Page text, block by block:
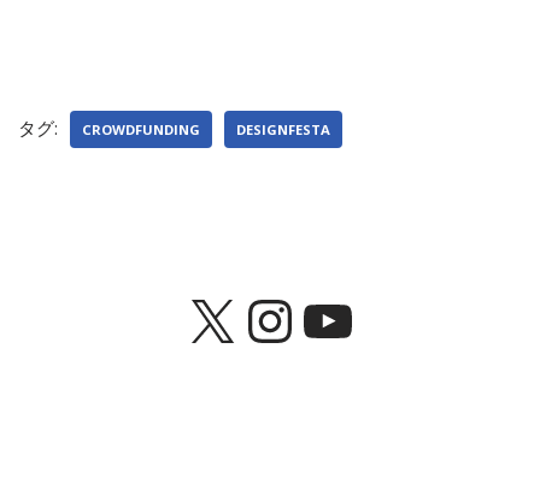
タグ: CROWDFUNDING DESIGNFESTA